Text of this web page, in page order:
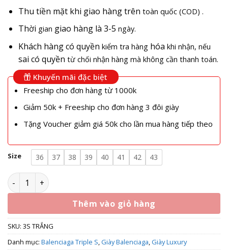
Thu tiền mặt khi giao hàng trên toàn quốc (COD) .
Thời gian giao hàng là 3-5 ngày.
Khách hàng có quyền kiểm tra hàng hóa khi nhận, nếu
sai có quyền từ chối nhận hàng mà không cần thanh toán.
Khuyến mãi đặc biệt
Freeship cho đơn hàng từ 1000k
Giảm 50k + Freeship cho đơn hàng 3 đôi giày
Tặng Voucher giảm giá 50k cho lần mua hàng tiếp theo
Size 36 37 38 39 40 41 42 43
Balen Trắng - Giày Balenciaga Triple S Trắng Rep 1:1 số
Thêm vào giỏ hàng
SKU: 3S TRẮNG
Danh mục: Balenciaga Triple S, Giày Balenciaga, Giày Luxury